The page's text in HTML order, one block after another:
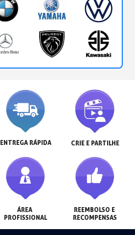
ENTREGA RÁPIDA CRIE E PARTILHE
ÁREA
PROFISSIONAL
REEMBOLSO E
RECOMPENSAS